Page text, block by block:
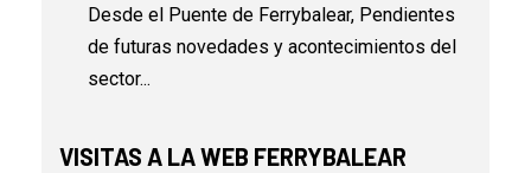
Desde el Puente de Ferrybalear, Pendientes
de futuras novedades y acontecimientos del
sector...
VISITAS A LA WEB FERRYBALEAR